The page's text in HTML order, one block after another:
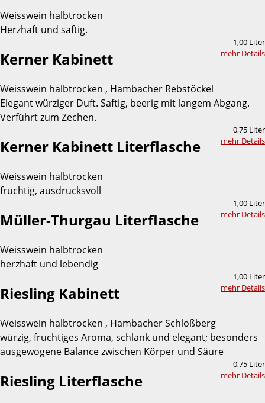
Weisswein halbtrocken
Herzhaft und saftig.
1,00 Liter
mehr Details
Kerner Kabinett
Weisswein halbtrocken , Hambacher Rebstöckel
Elegant würziger Duft. Saftig, beerig mit langem Abgang.
Verführt zum Zechen.
0,75 Liter
mehr Details
Kerner Kabinett Literflasche
Weisswein halbtrocken
fruchtig, ausdrucksvoll
1,00 Liter
mehr Details
Müller-Thurgau Literflasche
Weisswein halbtrocken
herzhaft und lebendig
1,00 Liter
mehr Details
Riesling Kabinett
Weisswein halbtrocken , Hambacher Schloßberg
würzig, fruchtiges Aroma, schlank und elegant; besonders
ausgewogene Balance zwischen Körper und Säure
0,75 Liter
mehr Details
Riesling Literflasche